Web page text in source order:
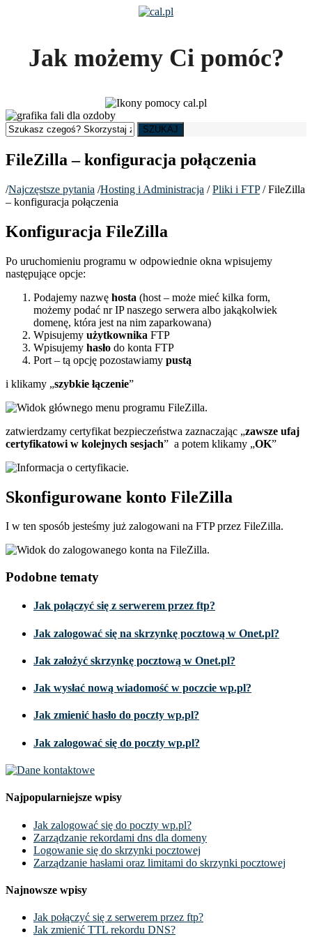
Jak możemy Ci pomóc?
SZUKAJ
FileZilla – konfiguracja połączenia
/Najczęstsze pytania /Hosting i Administracja / Pliki i FTP /FileZilla
– konfiguracja połączenia
Konfiguracja FileZilla
Po uruchomieniu programu w odpowiednie okna wpisujemy
następujące opcje:
Podajemy nazwę hosta (host – może mieć kilka form,
możemy podać nr IP naszego serwera albo jakąkolwiek
domenę, która jest na nim zaparkowana)
Wpisujemy użytkownika FTP
Wpisujemy hasło do konta FTP
Port – tą opcję pozostawiamy pustą
i klikamy „szybkie łączenie”
zatwierdzamy certyfikat bezpieczeństwa zaznaczając „zawsze ufaj
certyfikatowi w kolejnych sesjach” a potem klikamy „OK”
Skonfigurowane konto FileZilla
I w ten sposób jesteśmy już zalogowani na FTP przez FileZilla.
Podobne tematy
Jak połączyć się z serwerem przez ftp?
Jak zalogować się na skrzynkę pocztową w Onet.pl?
Jak założyć skrzynkę pocztową w Onet.pl?
Jak wysłać nową wiadomość w poczcie wp.pl?
Jak zmienić hasło do poczty wp.pl?
Jak zalogować się do poczty wp.pl?
Najpopularniejsze wpisy
Jak zalogować się do poczty wp.pl?
Zarządzanie rekordami dns dla domeny
Logowanie się do skrzynki pocztowej
Zarządzanie hasłami oraz limitami do skrzynki pocztowej
Najnowsze wpisy
Jak połączyć się z serwerem przez ftp?
Jak zmienić TTL rekordu DNS?